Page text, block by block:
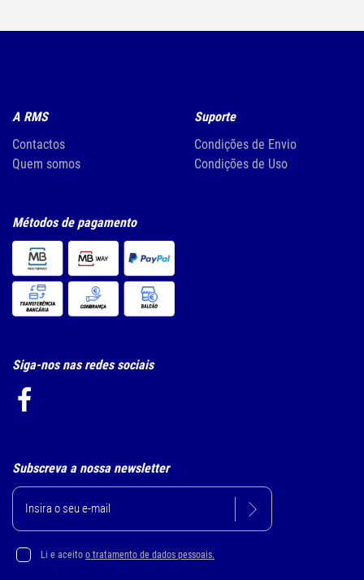
A RMS
Contactos
Quem somos
Suporte
Condições de Envio
Condições de Uso
Métodos de pagamento
Siga-nos nas redes sociais
Subscreva a nossa newsletter
Li e aceito o tratamento de dados pessoais.